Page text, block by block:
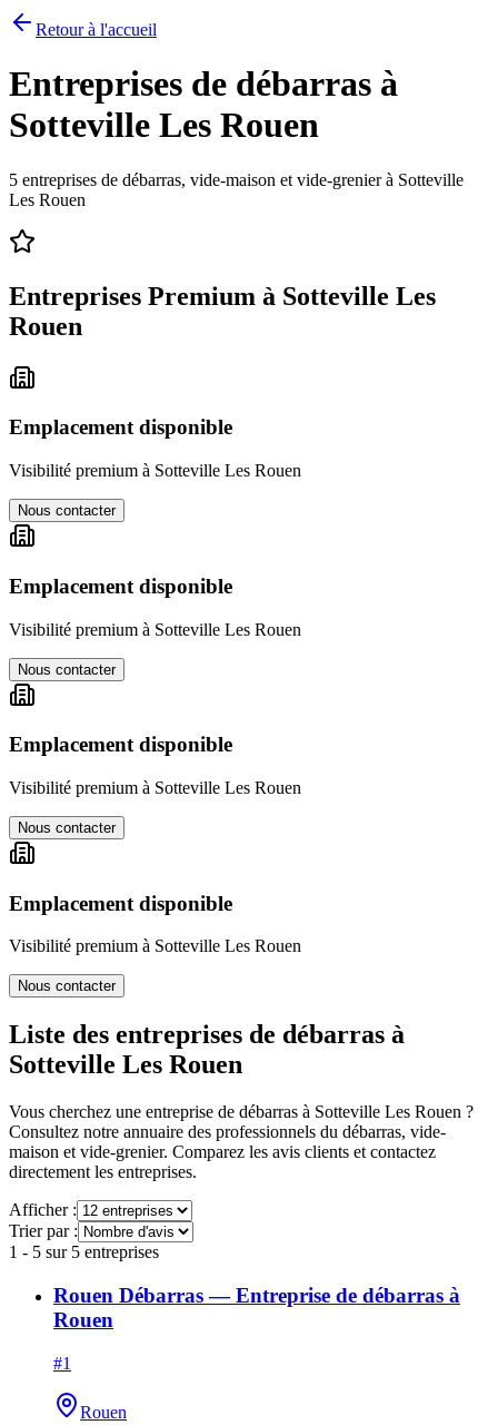
Retour à l'accueil
Entreprises de débarras à
Sotteville Les Rouen
5 entreprises de débarras, vide-maison et vide-grenier à Sotteville
Les Rouen
Entreprises Premium à Sotteville Les
Rouen
Emplacement disponible
Visibilité premium à Sotteville Les Rouen
Nous contacter
Emplacement disponible
Visibilité premium à Sotteville Les Rouen
Nous contacter
Emplacement disponible
Visibilité premium à Sotteville Les Rouen
Nous contacter
Emplacement disponible
Visibilité premium à Sotteville Les Rouen
Nous contacter
Liste des entreprises de débarras à
Sotteville Les Rouen
Vous cherchez une entreprise de débarras à Sotteville Les Rouen ?
Consultez notre annuaire des professionnels du débarras, vide-
maison et vide-grenier. Comparez les avis clients et contactez
directement les entreprises.
Afficher :
Trier par :
1 - 5 sur 5 entreprises
Rouen Débarras — Entreprise de débarras à
Rouen
#1
Rouen